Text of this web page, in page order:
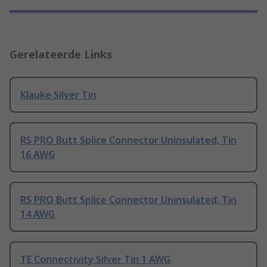
Gerelateerde Links
Klauke Silver Tin
RS PRO Butt Splice Connector Uninsulated, Tin
16 AWG
RS PRO Butt Splice Connector Uninsulated, Tin
14 AWG
TE Connectivity Silver Tin 1 AWG